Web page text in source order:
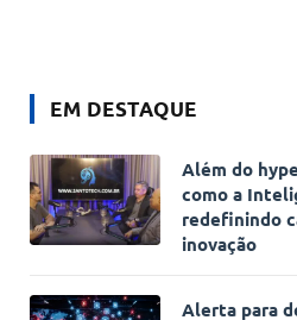
EM DESTAQUE
Além do
como a
redefinindo
inovação
Alerta para